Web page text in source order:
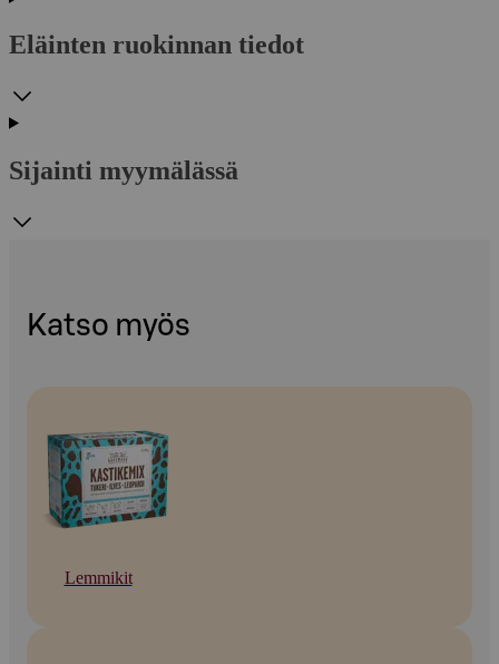
Eläinten ruokinnan tiedot
Sijainti myymälässä
Katso myös
Lemmikit